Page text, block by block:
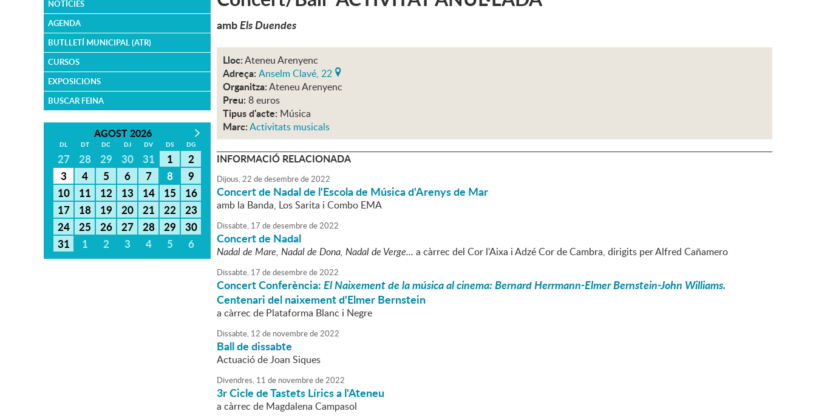
NOTÍCIES
AGENDA
BUTLLETÍ MUNICIPAL (ATR)
CURSOS
EXPOSICIONS
BUSCAR FEINA
AGOST 2026
DL DT DC DJ DV DS DG
27 28 29 30 31 1
2
3
4 5 6 7 8
9
10
11 12 13 14 15
16
17
18 19 20 21 22
23
24
25 26 27 28 29
30
31
1 2 3 4 5 6
ambEls Duendes
Lloc:Ateneu Arenyenc
Adreça: Anselm Clavé, 22
Organitza:Ateneu Arenyenc
Preu: 8 euros
Tipus d'acte: Música
Marc:Activitats musicals
INFORMACIÓ RELACIONADA
Dijous,22 dedesembrede2022
Concert de Nadal de l'Escola de Música d'Arenys de Mar
amb la Banda, Los Sarita i Combo EMA
Dissabte, 17 dedesembrede2022
Concert de Nadal
Nadal de Mare, Nadal de Dona, Nadal de Verge... a càrrec del Cor l'Aixa i Adzé Cor de Cambra, dirigits per Alfred Cañamero
Dissabte, 17 dedesembrede2022
Concert Conferència:El Naixement de la música al cinema: Bernard Herrmann-Elmer Bernstein-John Williams.
Centenari del naixement d'Elmer Bernstein
a càrrec de Plataforma Blanc i Negre
Dissabte, 12 de novembrede2022
Ball de dissabte
Actuació de Joan Siques
Divendres, 11 de novembrede2022
3r Cicle de Tastets Lírics a l'Ateneu
a càrrec de Magdalena Campasol